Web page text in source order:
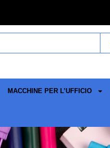
MACCHINE PER L’UFFICIO